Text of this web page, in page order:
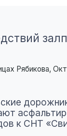
Рябикова,
к СНТ